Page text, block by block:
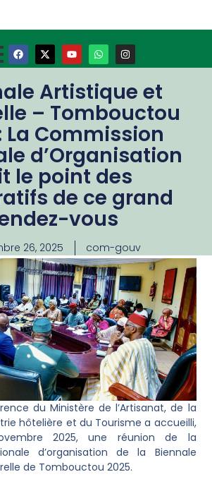
Artistique et
– Tombouctou
La Commission
d’Organisation
le point des
de ce grand
vous
26, 2025 com-gouv
du Ministère de l’Artisanat, de la
hôtelière et du Tourisme a accueilli,
2025, une réunion de la
d’organisation de la Biennale
de Tombouctou 2025.